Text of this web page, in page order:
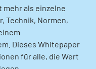
als einzelne
Technik, Normen,
Dieses Whitepaper
für alle, die Wert